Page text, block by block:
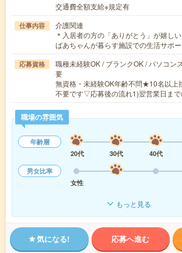
交通費全額支給※規定有
仕事内容
介護関連
＊入居者の方の「ありがとう」が嬉し
ばあちゃんが暮らす施設での生活サポ
応募資格
職種未経験OK / ブランクOK / パソコン
要
無資格・未経験OK年齢不問★10名以
不要です▽応募後の流れ1)翌営業日ま
職場の雰囲気
年齢層
20代
30代 40代
男女比率
女性
もっと見る
気になる! 応募へ進む